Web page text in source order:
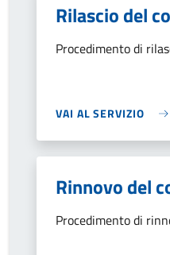
Rilascio del
Procedimento di
VAI AL SERVIZIO
Rinnovo del
Procedimento di